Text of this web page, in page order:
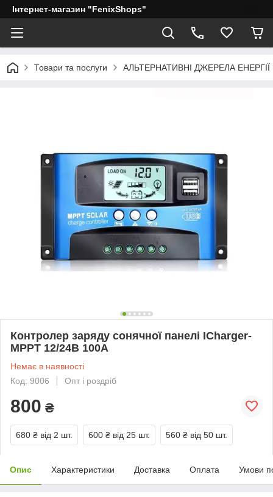
Інтернет-магазин "FenixShops"
Товари та послуги АЛЬТЕРНАТИВНІ ДЖЕРЕЛА ЕНЕРГІЇ
Контролер заряду сонячної панелі ICharger-
MPPT 12/24В 100А
Немає в наявності
Код: 9006
Опт і роздріб
800 ₴
680 ₴ від 2 шт. 600 ₴ від 25 шт. 560 ₴ від 50 шт.
Опис Характеристики Доставка Оплата Умови